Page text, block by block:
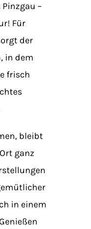
–
Für
der
in dem
frisch
bleibt
ganz
in einem